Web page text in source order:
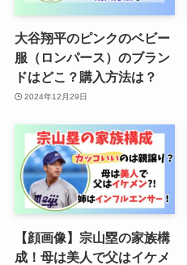
大谷翔平のピンクのベビー
服（ロンパース）のブラン
ドはどこ？購入方法は？
2024年12月29日
【顔画像】宗山塁の家族構
成！母は美人で父はイケメ